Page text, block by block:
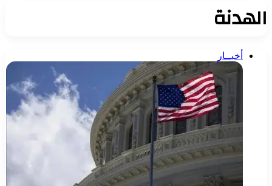
الهدنة
أخبــار